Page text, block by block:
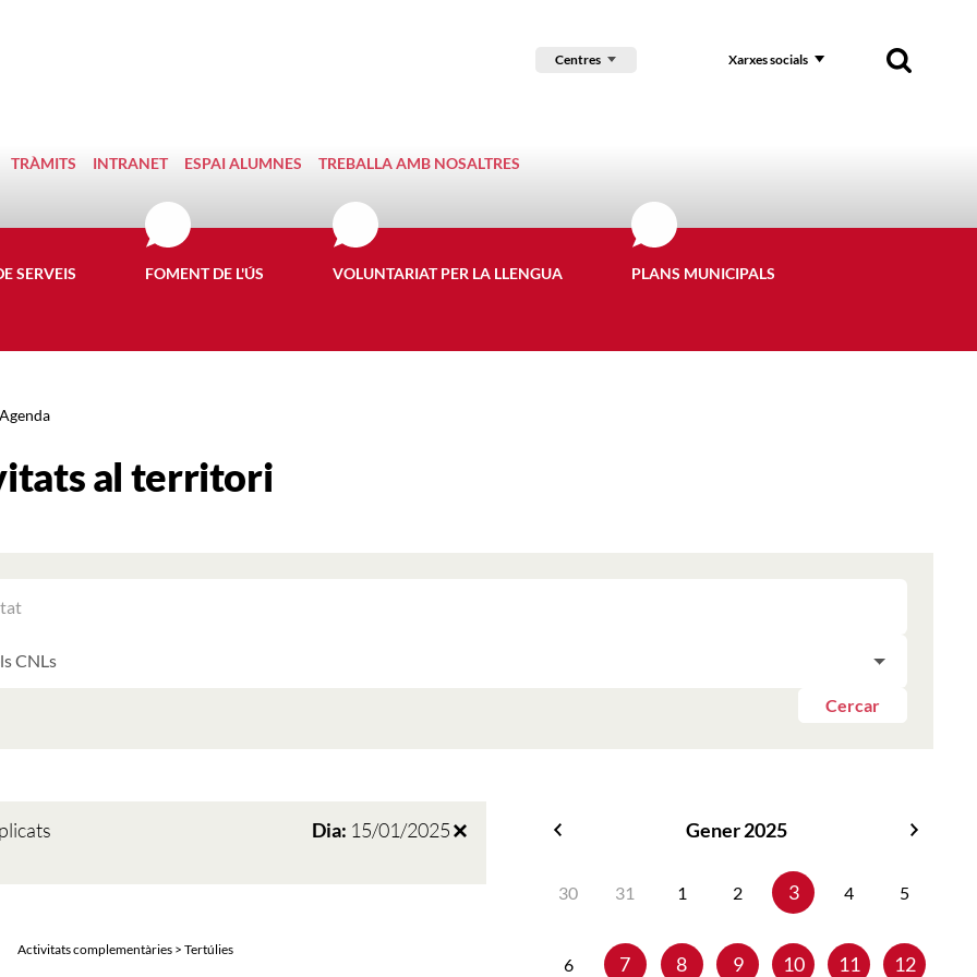
Centres Xarxes socials
TRÀMITS INTRANET ESPAI ALUMNES TREBALLA AMB NOSALTRES
SERVEIS FOMENT DE L'ÚS VOLUNTARIAT PER LA LLENGUA PLANS MUNICIPALS
Agenda
al territori
Cercar
Dia: 15/01/2025
Activitats complementàries > Tertúlies
Gener 2025
30 31 1 2 3 4 5
6 7 8 9 10 11 12